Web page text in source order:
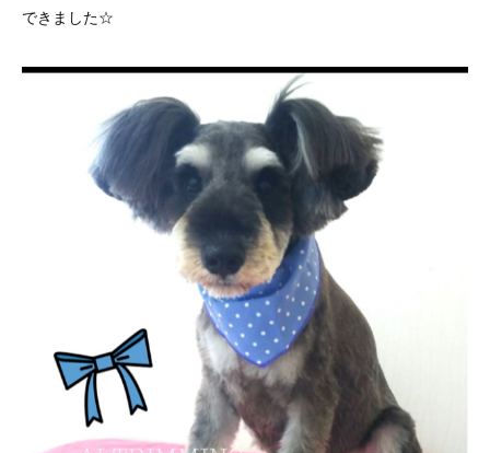
できました☆